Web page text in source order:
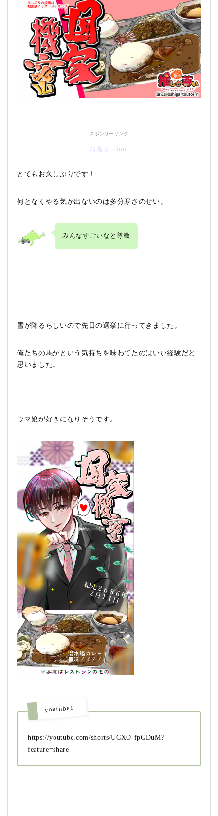
スポンサーリンク
お名前.com
とてもお久しぶりです！
何となくやる気が出ないのは多分寒さのせい。
みんなすごいなと尊敬
雪が降るらしいので先日の選挙に行ってきました。
俺たちの馬がという気持ちを味わてたのはいい経験だと
思いました。
ウマ娘が好きになりそう です。
youtube↓
https://youtube.com/shorts/UCXO-fpGDuM?
feature=share